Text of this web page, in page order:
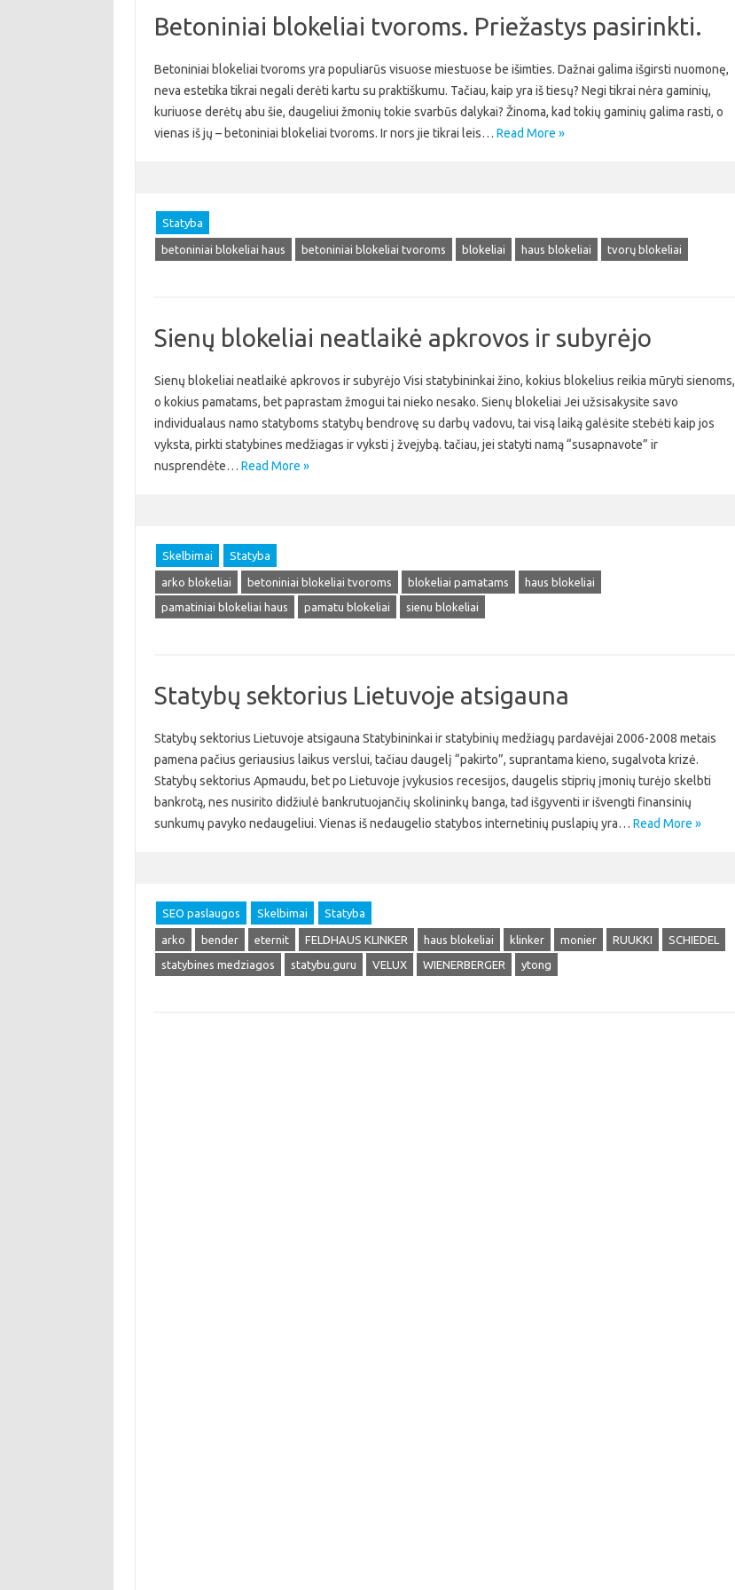
Betoniniai blokeliai tvoroms. Priežastys pasirinkti.
Betoniniai blokeliai tvoroms yra populiarūs visuose miestuose be išimties. Dažnai galima išgirsti nuomonę,
neva estetika tikrai negali derėti kartu su praktiškumu. Tačiau, kaip yra iš tiesų? Negi tikrai nėra gaminių,
kuriuose derėtų abu šie, daugeliui žmonių tokie svarbūs dalykai? Žinoma, kad tokių gaminių galima rasti, o
vienas iš jų – betoniniai blokeliai tvoroms. Ir nors jie tikrai leis… Read More »
Statyba
betoniniai blokeliai haus betoniniai blokeliai tvoroms blokeliai haus blokeliai tvorų blokeliai
Sienų blokeliai neatlaikė apkrovos ir subyrėjo
Sienų blokeliai neatlaikė apkrovos ir subyrėjo Visi statybininkai žino, kokius blokelius reikia mūryti sienoms,
o kokius pamatams, bet paprastam žmogui tai nieko nesako. Sienų blokeliai Jei užsisakysite savo
individualaus namo statyboms statybų bendrovę su darbų vadovu, tai visą laiką galėsite stebėti kaip jos
vyksta, pirkti statybines medžiagas ir vyksti į žvejybą. tačiau, jei statyti namą “susapnavote” ir
nusprendėte… Read More »
Skelbimai Statyba
arko blokeliai betoniniai blokeliai tvoroms blokeliai pamatams
haus blokeliai
pamatiniai blokeliai haus
pamatu blokeliai sienu blokeliai
Statybų sektorius Lietuvoje atsigauna
Statybų sektorius Lietuvoje atsigauna Statybininkai ir statybinių medžiagų pardavėjai 2006-2008 metais
pamena pačius geriausius laikus verslui, tačiau daugelį “pakirto”, suprantama kieno, sugalvota krizė.
Statybų sektorius Apmaudu, bet po Lietuvoje įvykusios recesijos, daugelis stiprių įmonių turėjo skelbti
bankrotą, nes nusirito didžiulė bankrutuojančių skolininkų banga, tad išgyventi ir išvengti finansinių
sunkumų pavyko nedaugeliui. Vienas iš nedaugelio statybos internetinių puslapių yra… Read More »
SEO paslaugos Skelbimai Statyba
arko bender eternit FELDHAUS KLINKER haus blokeliai klinker monier RUUKKI
SCHIEDEL
statybines medziagos
statybu.guru VELUX WIENERBERGER ytong